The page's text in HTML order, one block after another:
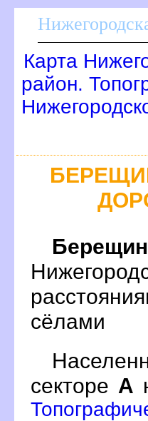
Карта
район.
сёлами
секторе А